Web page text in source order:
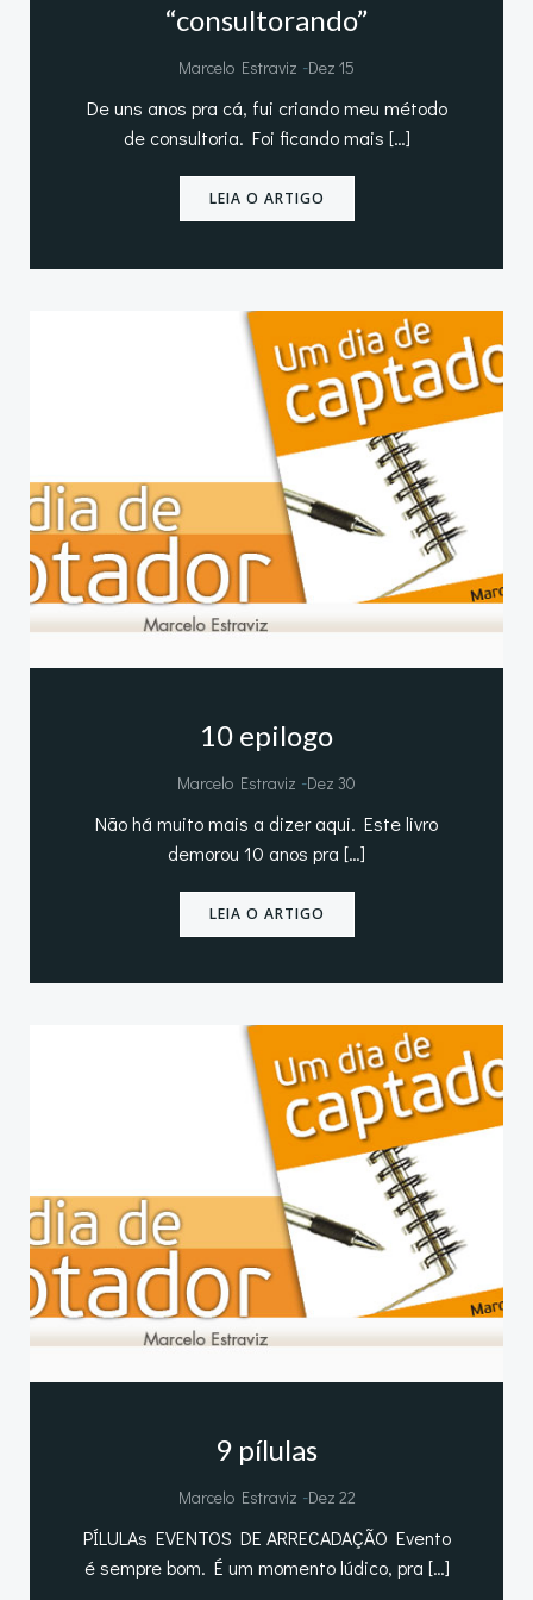
“consultorando”
Marcelo Estraviz -Dez 15
De uns anos pra cá, fui criando meu método
de consultoria. Foi ficando mais […]
LEIA O ARTIGO
10 epilogo
Marcelo Estraviz -Dez 30
Não há muito mais a dizer aqui. Este livro
demorou 10 anos pra […]
LEIA O ARTIGO
9 pílulas
Marcelo Estraviz -Dez 22
PÍLULAs EVENTOS DE ARRECADAÇÃO Evento
é sempre bom. É um momento lúdico, pra […]